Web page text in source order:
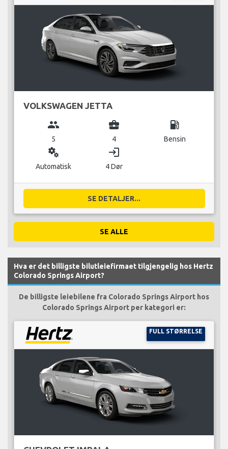
VOLKSWAGEN JETTA
group
5
business_center
4
local_gas_station
Bensin
miscellaneous_services
Automatisk
login
4 Dør
SE DETALJER...
SE ALLE
Hva er det billigste bilutleiefirmaet tilgjengelig hos Hertz
Colorado Springs Airport?
De billigste leiebilene fra Colorado Springs Airport hos
Colorado Springs Airport per kategori er:
FULL STØRRELSE